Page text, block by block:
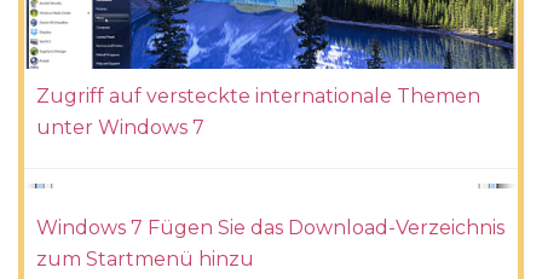
Zugriff auf versteckte internationale Themen
unter Windows 7
Windows 7 Fügen Sie das Download-Verzeichnis
zum Startmenü hinzu